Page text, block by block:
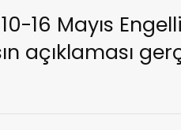
16 Mayıs
açıklaması